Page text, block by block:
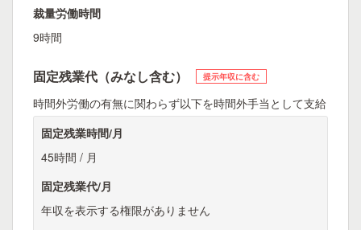
裁量労働時間
9時間
固定残業代（みなし含む） 提示年収に含む
時間外労働の有無に関わらず以下を時間外手当として支給
固定残業時間/月
45時間 / 月
固定残業代/月
年収を表示する権限がありません